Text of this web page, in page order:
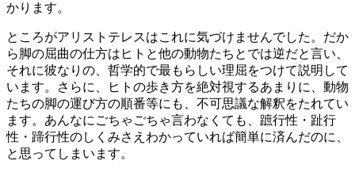
かります。
ところがアリストテレスはこれに気づけませんでした。だか
ら脚の屈曲の仕方はヒトと他の動物たちとでは逆だと言い、
それに彼なりの、哲学的で最もらしい理屈をつけて説明して
います。さらに、ヒトの歩き方を絶対視するあまりに、動物
たちの脚の運び方の順番等にも、不可思議な解釈をたれてい
ます。あんなにごちゃごちゃ言わなくても、蹠行性・趾行
性・蹄行性のしくみさえわかっていれば簡単に済んだのに、
と思ってしまいます。